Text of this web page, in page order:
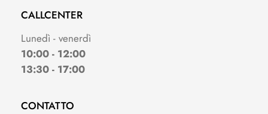
CALLCENTER
Lunedì - venerdì
10:00 - 12:00
13:30 - 17:00
CONTATTO